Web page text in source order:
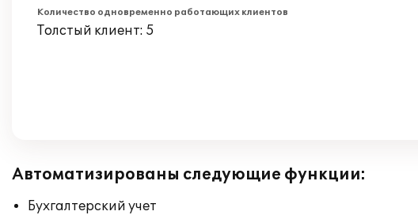
Количество одновременно работающих клиентов
Толстый клиент: 5
Автоматизированы следующие функции:
Бухгалтерский учет